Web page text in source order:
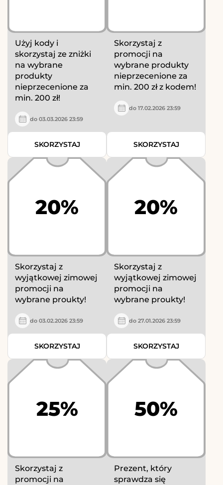
Użyj kody i
skorzystaj ze zniżki
na wybrane
produkty
nieprzecenione za
min. 200 zł!
do 03.03.2026 23:59
SKORZYSTAJ
Skorzystaj z
promocji na
wybrane produkty
nieprzecenione za
min. 200 zł z kodem!
do 17.02.2026 23:59
SKORZYSTAJ
20%
Skorzystaj z
wyjątkowej zimowej
promocji na
wybrane proukty!
do 03.02.2026 23:59
SKORZYSTAJ
20%
Skorzystaj z
wyjątkowej zimowej
promocji na
wybrane proukty!
do 27.01.2026 23:59
SKORZYSTAJ
25%
Skorzystaj z
promocji na
50%
Prezent, który
sprawdza się